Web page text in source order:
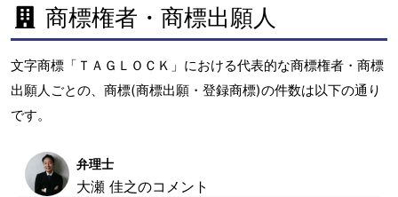
商標権者・商標出願人
文字商標「ＴＡＧＬＯＣＫ」における代表的な商標権者・商標
出願人ごとの、商標(商標出願・登録商標)の件数は以下の通り
です。
弁理士
大瀬 佳之のコメント